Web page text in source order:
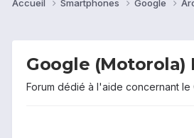
Accueil Smartphones Google
Google (Motorola)
Forum dédié à l'aide concernant